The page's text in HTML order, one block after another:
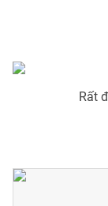
thuận bằng văn
Rất